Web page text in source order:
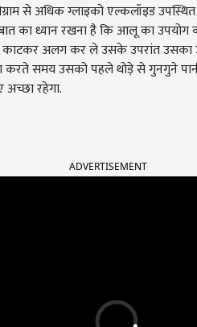
से अधिक ग्लाइको एल्कलॉइड
बात का ध्यान रखना है कि आलू का
उसे काटकर अलग कर ले उसके उपरांत
समय उसको पहले थोड़े से गुनगुने
रहेगा.